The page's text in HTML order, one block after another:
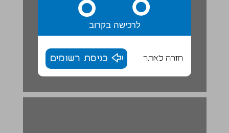
לרכישה בקרוב
חזרה לאתר כניסת רשומים
3 איך יד שבורה מחלימה? ... 22